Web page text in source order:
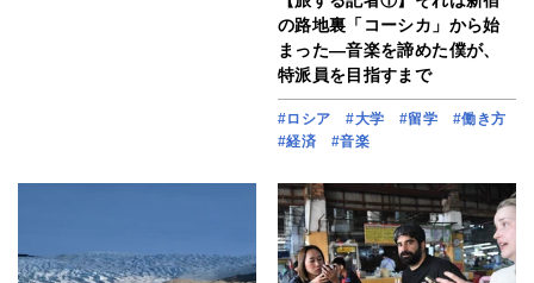
の路地裏「コーシカ」から始
まった―音楽を諦めた僕が、
特派員を目指すまで
#ロシア #大学 #留学
#働き方
#経済
#音楽